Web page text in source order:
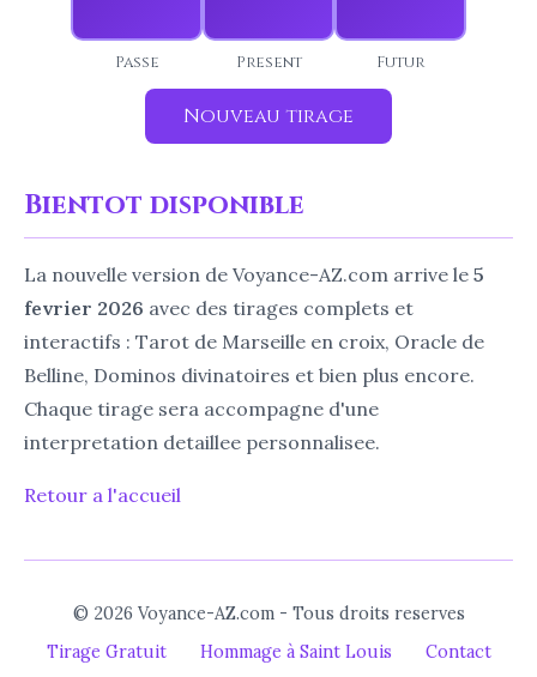
repondre a
l'appel.
Passe
Present
enferment.
Futur
Nouveau tirage
Bientot disponible
La nouvelle version de Voyance-AZ.com arrive le 5
fevrier 2026 avec des tirages complets et
interactifs : Tarot de Marseille en croix, Oracle de
Belline, Dominos divinatoires et bien plus encore.
Chaque tirage sera accompagne d'une
interpretation detaillee personnalisee.
Retour a l'accueil
© 2026 Voyance-AZ.com - Tous droits reserves
Tirage Gratuit
Hommage à Saint Louis Contact